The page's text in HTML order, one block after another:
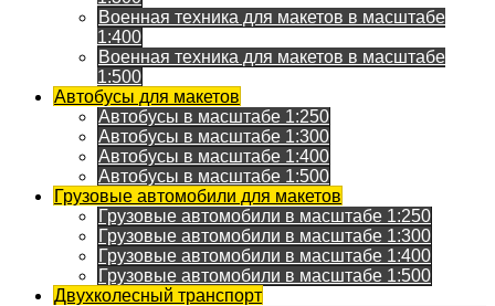
Военная техника для макетов в масштабе
1:400
Военная техника для макетов в масштабе
1:500
Автобусы для макетов
Автобусы в масштабе 1:250
Автобусы в масштабе 1:300
Автобусы в масштабе 1:400
Автобусы в масштабе 1:500
Грузовые автомобили для макетов
Грузовые автомобили в масштабе 1:250
Грузовые автомобили в масштабе 1:300
Грузовые автомобили в масштабе 1:400
Грузовые автомобили в масштабе 1:500
Двухколесный транспорт